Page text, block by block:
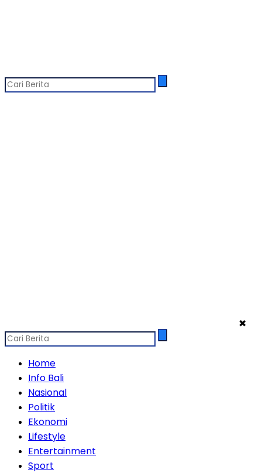
✖
Home
Info Bali
Nasional
Politik
Ekonomi
Lifestyle
Entertainment
Sport